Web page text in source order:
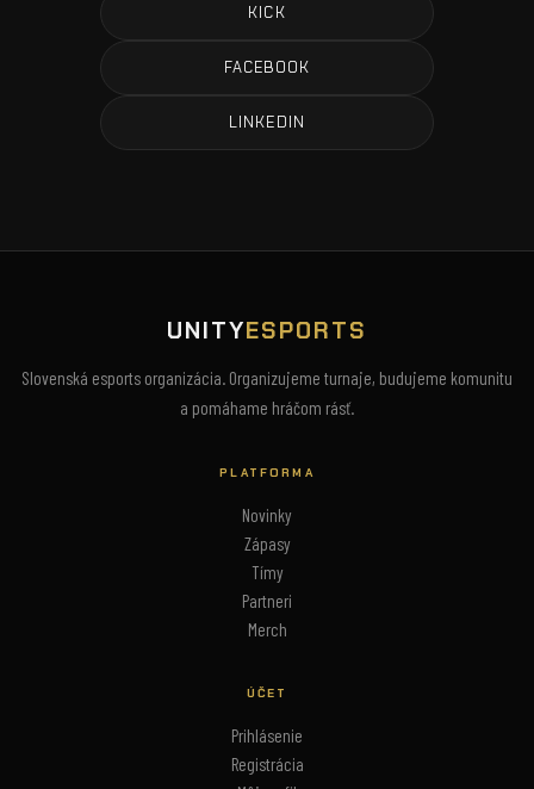
KICK
FACEBOOK
LINKEDIN
UNITYESPORTS
Slovenská esports organizácia. Organizujeme turnaje, budujeme komunitu
a pomáhame hráčom rásť.
PLATFORMA
Novinky
Zápasy
Tímy
Partneri
Merch
ÚČET
Prihlásenie
Registrácia